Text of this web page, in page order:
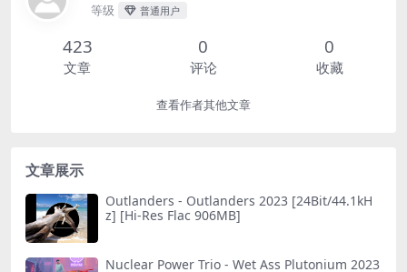
等级 普通用户
423
文章
0
评论
0
收藏
查看作者其他文章
文章展示
Outlanders - Outlanders 2023 [24Bit/44.1kH
z] [Hi-Res Flac 906MB]
Nuclear Power Trio - Wet Ass Plutonium 2023